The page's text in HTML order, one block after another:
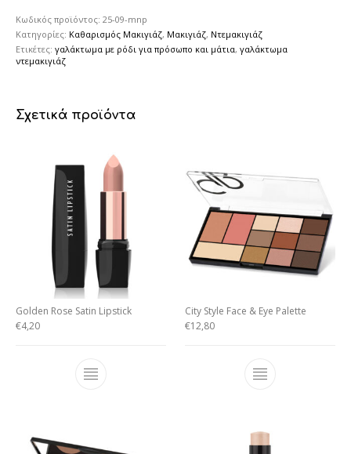
Κωδικός προϊόντος:25-09-mnp
Κατηγορίες: Καθαρισμός Μακιγιάζ, Μακιγιάζ, Ντεμακιγιάζ
Ετικέτες:γαλάκτωμα με ρόδι για πρόσωπο και μάτια,γαλάκτωμα
ντεμακιγιάζ
Σχετικά προϊόντα
Golden Rose Satin Lipstick
€4,20
City Style Face & Eye Palette
€12,80